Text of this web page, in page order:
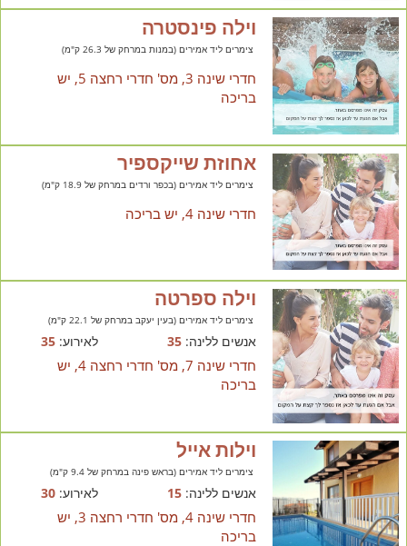
וילה פינסטרה
צימרים ליד אמירים (במנות במרחק של 26.3 ק"מ)
חדרי שינה 3, מס' חדרי רחצה 5, יש
בריכה
אחוזת שייקספיר
צימרים ליד אמירים (בכפר ורדים במרחק של 18.9 ק"מ)
חדרי שינה 4, יש בריכה
וילה ספרטה
צימרים ליד אמירים (בעין יעקב במרחק של 22.1 ק"מ)
אנשים ללינה:35 לאירוע:35
חדרי שינה 7, מס' חדרי רחצה 4, יש
בריכה
וילות אייל
צימרים ליד אמירים (בראש פינה במרחק של 9.4 ק"מ)
אנשים ללינה:15 לאירוע:30
חדרי שינה 4, מס' חדרי רחצה 3, יש
בריכה